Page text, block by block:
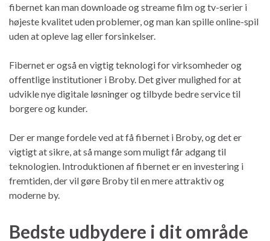
fibernet kan man downloade og streame film og tv-serier i
højeste kvalitet uden problemer, og man kan spille online-spil
uden at opleve lag eller forsinkelser.
Fibernet er også en vigtig teknologi for virksomheder og
offentlige institutioner i Broby. Det giver mulighed for at
udvikle nye digitale løsninger og tilbyde bedre service til
borgere og kunder.
Der er mange fordele ved at få fibernet i Broby, og det er
vigtigt at sikre, at så mange som muligt får adgang til
teknologien. Introduktionen af fibernet er en investering i
fremtiden, der vil gøre Broby til en mere attraktiv og
moderne by.
Bedste udbydere i dit område